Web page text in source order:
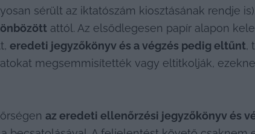
sérült az iktatószám kiosztásának rendje
attól. Az elsődlegesen papír alapon
eredeti jegyzőkönyv és a végzés pedig eltűnt,
megsemmisítették vagy eltitkolják,